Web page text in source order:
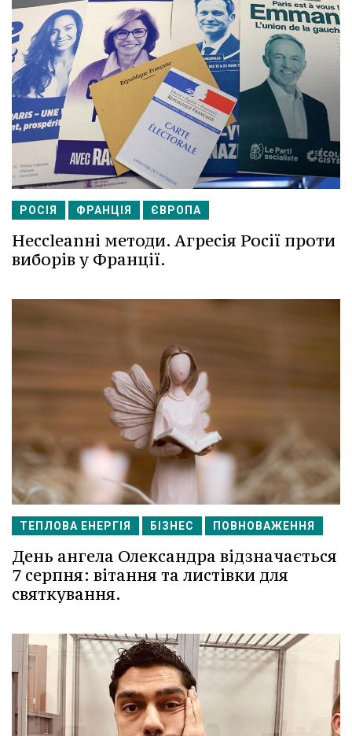
РОСІЯ ФРАНЦІЯ ЄВРОПА
Несcleanні методи. Агресія Росії проти
виборів у Франції.
ТЕПЛОВА ЕНЕРГІЯ БІЗНЕС ПОВНОВАЖЕННЯ
День ангела Олександра відзначається
7 серпня: вітання та листівки для
святкування.